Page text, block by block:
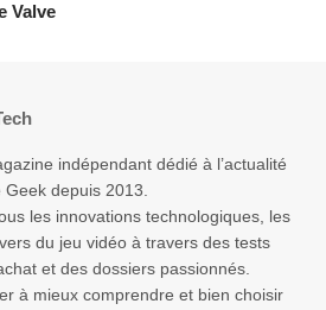
Valve
indépendant dédié à l’actualité
Geek depuis 2013.
les innovations technologiques, les
du jeu vidéo à travers des tests
et des dossiers passionnés.
à mieux comprendre et bien choisir